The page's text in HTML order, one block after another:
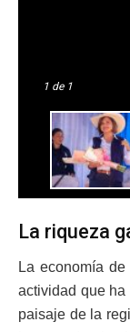
1 de 1
La riqueza
La economía
actividad que ha
paisaje de la